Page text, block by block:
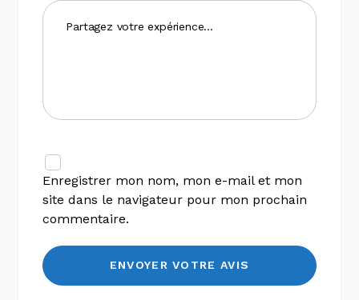
Enregistrer mon nom, mon e-mail et mon
site dans le navigateur pour mon prochain
commentaire.